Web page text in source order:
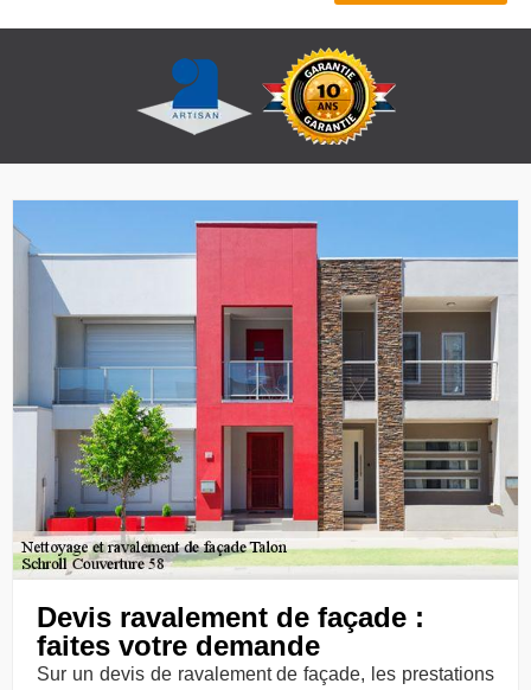
Devis ravalement de façade :
faites votre demande
Sur un devis de ravalement de façade, les prestations